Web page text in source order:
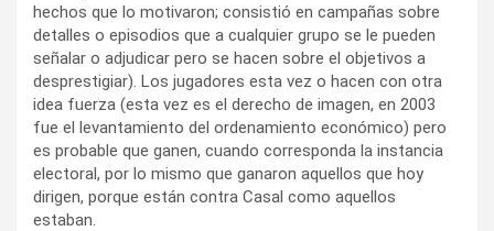
hechos que lo motivaron; consistió en campañas sobre
detalles o episodios que a cualquier grupo se le pueden
señalar o adjudicar pero se hacen sobre el objetivos a
desprestigiar). Los jugadores esta vez o hacen con otra
idea fuerza (esta vez es el derecho de imagen, en 2003
fue el levantamiento del ordenamiento económico) pero
es probable que ganen, cuando corresponda la instancia
electoral, por lo mismo que ganaron aquellos que hoy
dirigen, porque están contra Casal como aquellos
estaban.